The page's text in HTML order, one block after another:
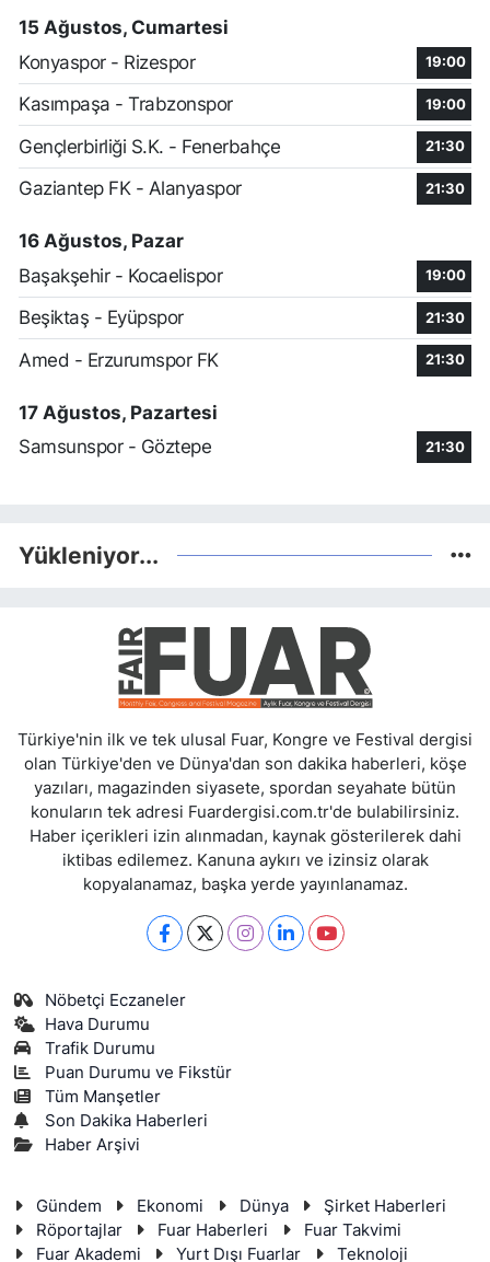
15 Ağustos, Cumartesi
Konyaspor - Rizespor
19:00
Kasımpaşa - Trabzonspor 19:00
Gençlerbirliği S.K. - Fenerbahçe 21:30
Gaziantep FK - Alanyaspor 21:30
16 Ağustos, Pazar
Başakşehir - Kocaelispor
19:00
Beşiktaş - Eyüpspor 21:30
Amed - Erzurumspor FK 21:30
17 Ağustos, Pazartesi
Samsunspor - Göztepe
21:30
Yükleniyor...
Türkiye'nin ilk ve tek ulusal Fuar, Kongre ve Festival dergisi
olan Türkiye'den ve Dünya'dan son dakika haberleri, köşe
yazıları, magazinden siyasete, spordan seyahate bütün
konuların tek adresi Fuardergisi.com.tr'de bulabilirsiniz.
Haber içerikleri izin alınmadan, kaynak gösterilerek dahi
iktibas edilemez. Kanuna aykırı ve izinsiz olarak
kopyalanamaz, başka yerde yayınlanamaz.
Nöbetçi Eczaneler
Hava Durumu
Trafik Durumu
Puan Durumu ve Fikstür
Tüm Manşetler
Son Dakika Haberleri
Haber Arşivi
Gündem Ekonomi Dünya
Şirket Haberleri
Röportajlar
Fuar Haberleri
Fuar Takvimi
Fuar Akademi
Yurt Dışı Fuarlar Teknoloji